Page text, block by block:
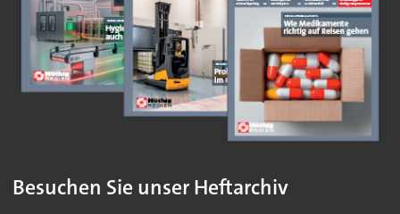
Besuchen Sie unser Heftarchiv